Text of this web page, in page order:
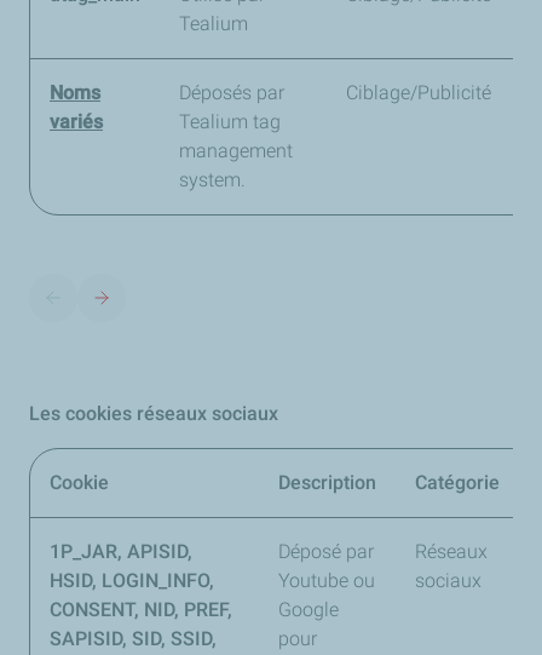
Tealium
Noms
variés
Déposés par
Tealium tag
management
system.
Ciblage/Publicité
Les cookies réseaux sociaux
Cookie Description Catégorie
1P_JAR, APISID,
HSID, LOGIN_INFO,
CONSENT, NID, PREF,
SAPISID, SID, SSID,
Déposé par
Youtube ou
Google
pour
Réseaux
sociaux